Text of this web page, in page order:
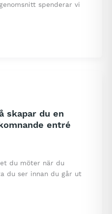
spenderar vi
skapar du en
entré
du möter när du
du ser innan du går ut